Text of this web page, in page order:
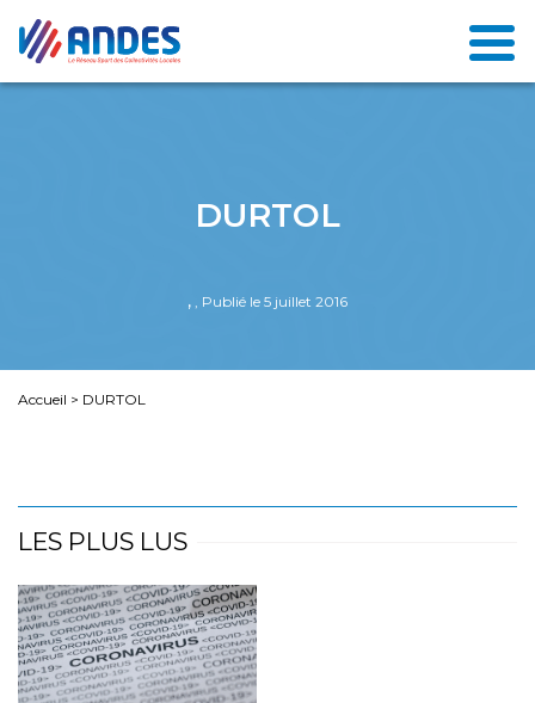
DURTOL
, , Publié le 5 juillet 2016
Accueil > DURTOL
LES PLUS LUS